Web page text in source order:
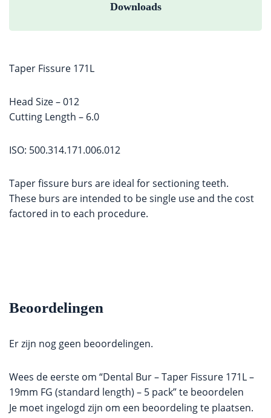
Downloads
Taper Fissure 171L
Head Size – 012
Cutting Length – 6.0
ISO: 500.314.171.006.012
Taper fissure burs are ideal for sectioning teeth.
These burs are intended to be single use and the cost
factored in to each procedure.
Beoordelingen
Er zijn nog geen beoordelingen.
Wees de eerste om “Dental Bur – Taper Fissure 171L –
19mm FG (standard length) – 5 pack” te beoordelen
Je moet ingelogd zijn om een beoordeling te plaatsen.